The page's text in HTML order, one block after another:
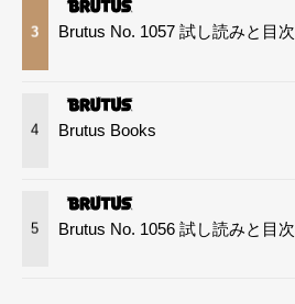
3 Brutus No. 1057 試し読みと目次
4 Brutus Books
5 Brutus No. 1056 試し読みと目次